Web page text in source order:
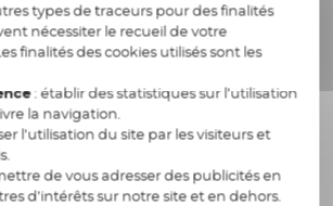
réglementation en
constante évolution
types de traceurs pour des finalités
nécessiter le recueil de votre
finalités des cookies utilisés sont les
: établir des statistiques sur l’utilisation
la navigation.
l’utilisation du site par les visiteurs et
de vous adresser des publicités en
d’intérêts sur notre site et en dehors.